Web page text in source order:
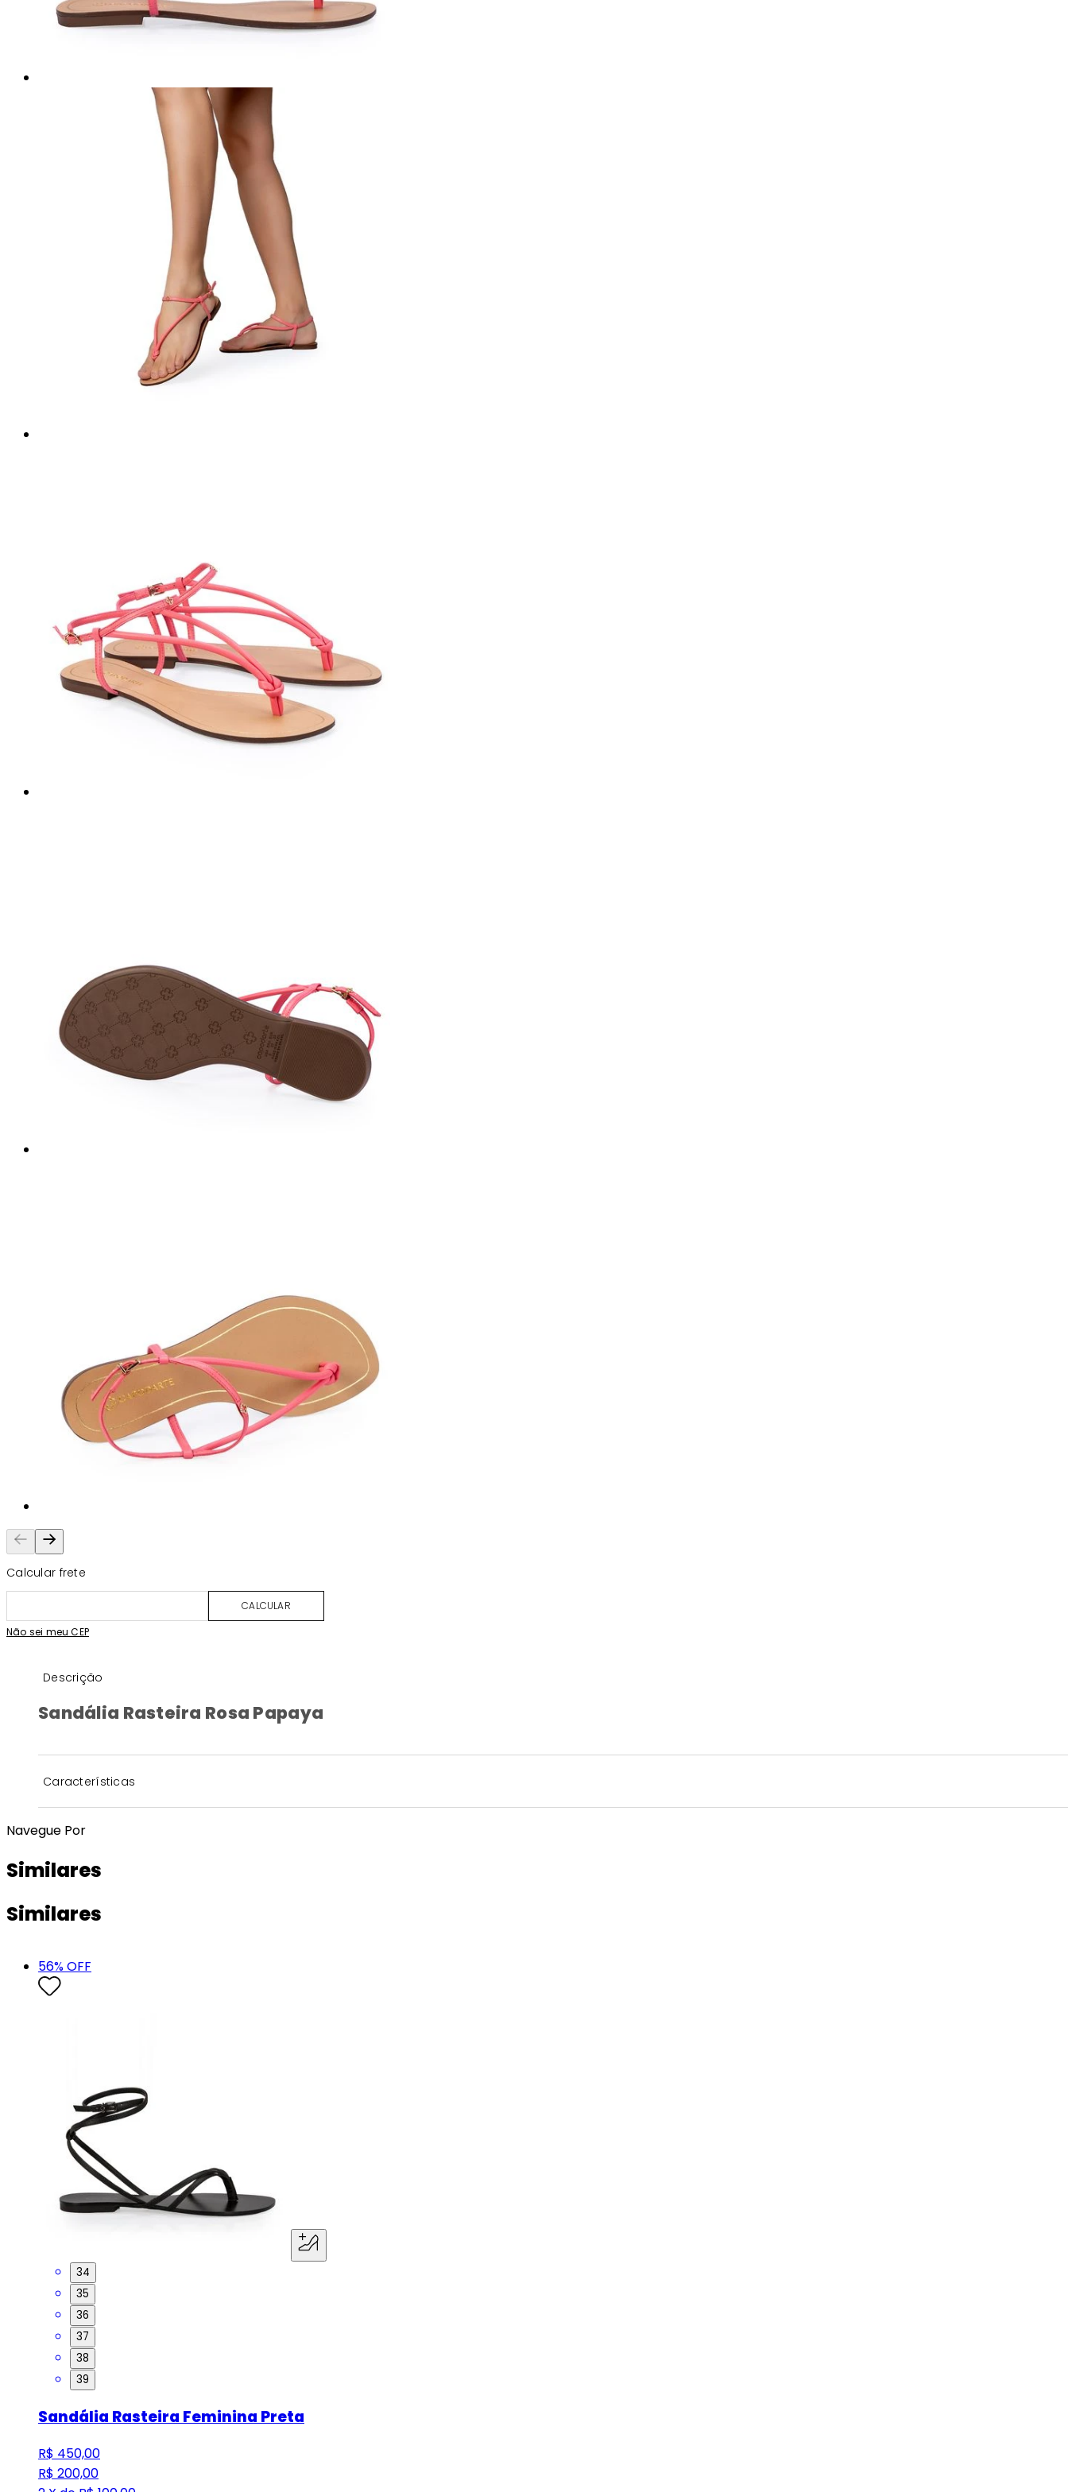
Calcular frete
CALCULAR
Não sei meu CEP
Descrição
Sandália Rasteira Rosa Papaya
Características
Navegue Por
Similares
Similares
56% OFF
34
35
36
37
38
39
Sandália Rasteira Feminina Preta
R$ 450,00
R$ 200,00